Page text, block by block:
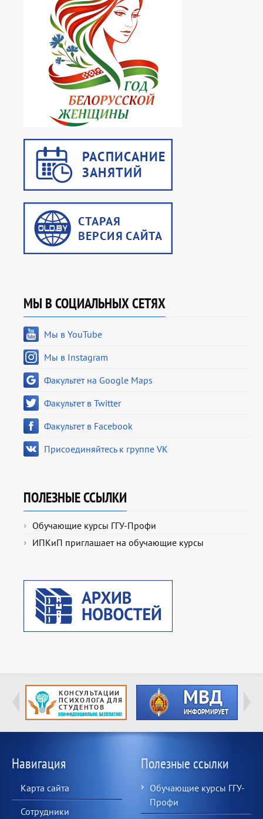
МЫ В СОЦИАЛЬНЫХ СЕТЯХ
Мы в YouTube
Мы в Instagram
Факультет на Google Maps
Факультет в Twitter
Факультет в Facebook
Присоединяйтесь к группе VK
ПОЛЕЗНЫЕ ССЫЛКИ
Обучающие курсы ГГУ-Профи
ИПКиП приглашает на обучающие курсы
Навигация
Карта сайта
Сотрудники
Полезные ссылки
Обучающие курсы ГГУ-
Профи